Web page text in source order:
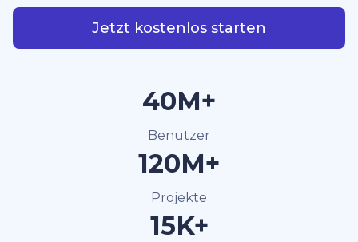
Jetzt kostenlos starten
40M+
Benutzer
120M+
Projekte
15K+